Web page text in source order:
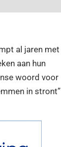
al jaren met
aan hun
woord voor
in stront”